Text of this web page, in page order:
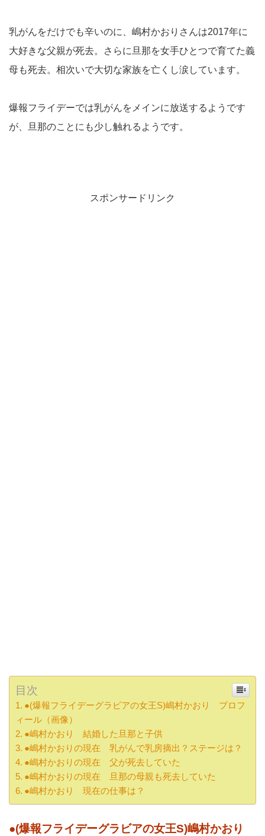
乳がんをだけでも辛いのに、嶋村かおりさんは2017年に
大好きな父親が死去。さらに旦那を女手ひとつで育てた義
母も死去。相次いで大切な家族を亡くし涙しています。
爆報フライデーでは乳がんをメインに放送するようです
が、旦那のことにも少し触れるようです。
スポンサードリンク
目次
●(爆報フライデーグラビアの女王S)嶋村かおり プロフ
ィール（画像）
●嶋村かおり 結婚した旦那と子供
●嶋村かおりの現在 乳がんで乳房摘出？ステージは？
●嶋村かおりの現在 父が死去していた
●嶋村かおりの現在 旦那の母親も死去していた
●嶋村かおり 現在の仕事は？
●(爆報フライデーグラビアの女王S)嶋村かおり